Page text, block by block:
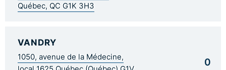
Québec, QC G1K 3H3
VANDRY
1050, avenue de la Médecine,
0